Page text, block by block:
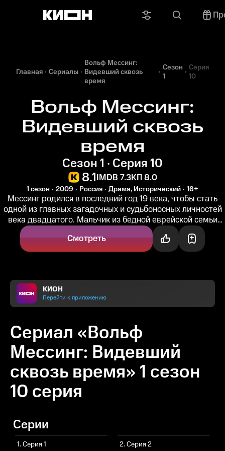
Главная Сериалы
Вольф Мессинг:
Видевший сквозь
время
Сезон
1
Серия
10
Вольф Мессинг:
Видевший сквозь
время
Сезон 1 · Серия 10
8.1IMDB 7.3КП 8.0
1 сезон 2009 Россия Драма, Исторический 16+
Мессинг родился в последний год 19 века, чтобы стать
одной из главных загадочных и судьбоносных личностей
века двадцатого. Мальчик из бедной еврейской семьи
был вынужден рано...
Смотреть
КИОН
Перейти к приложению
Сериал «Вольф
Мессинг: Видевший
сквозь время» 1 сезон
10 серия
Серии
1. Серия 1 2. Серия 2